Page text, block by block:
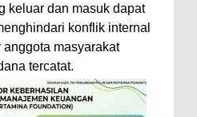
keluar dan masuk dapat
konflik internal
masyarakat
tercatat.